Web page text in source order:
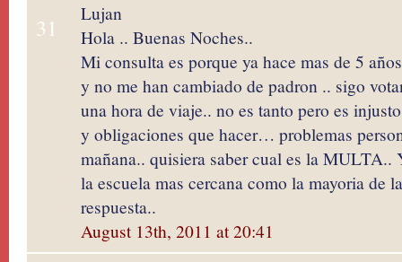
31
Lujan
Hola .. Buenas Noches..
Mi consulta es porque ya hace mas de 5
y no me han cambiado de padron .. sigo
una hora de viaje.. no es tanto pero es
y obligaciones que hacer… problemas
mañana.. quisiera saber cual es la MULTA..
la escuela mas cercana como la mayoria de
respuesta..
August 13th, 2011 at 20:41